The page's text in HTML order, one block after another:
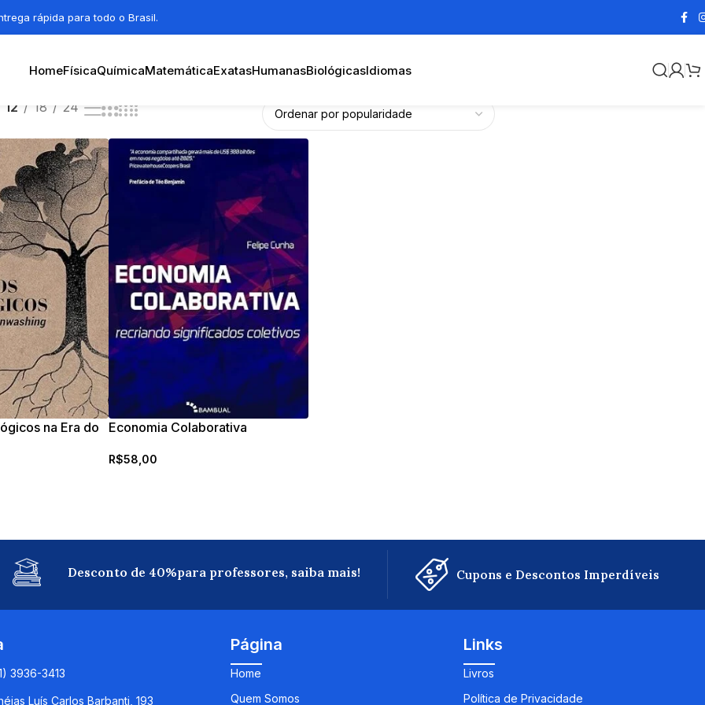
rápida para todo o Brasil.
HomeFísicaQuímicaMatemáticaExatasHumanasBiológicasIdiomas
12 18 24
na Era do
Economia Colaborativa
R$58,00
Desconto de 40%para professores, saiba mais! Cupons e Descontos Imperdíveis
3936-3413
Luís Carlos Barbanti, 193
Página
Home
Quem Somos
Links
Livros
Política de Privacidade